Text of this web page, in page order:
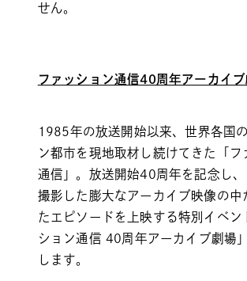
せん。
ファッション通信40周年アーカイブ
1985年の放送開始以来、世界各国
ン都市を現地取材し続けてきた「フ
通信」。放送開始40周年を記念し、
撮影した膨⼤なアーカイブ映像の中
たエピソードを上映する特別イベン
ション通信 40周年アーカイブ劇場
します。